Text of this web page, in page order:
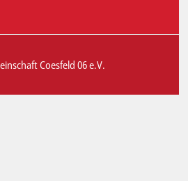
Coesfeld 06 e.V.